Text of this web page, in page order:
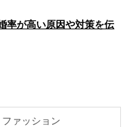
率が高い原因や対策を伝
ファッション